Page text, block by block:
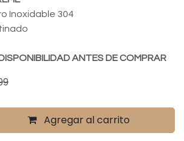
Inoxidable 304
ANTES DE COMPRAR
Agregar al carrito